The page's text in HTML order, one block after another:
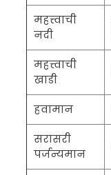
महत्त्वाची
नदी
महत्त्वाची
खाडी
हवामान
सरासरी
पर्जन्यमान